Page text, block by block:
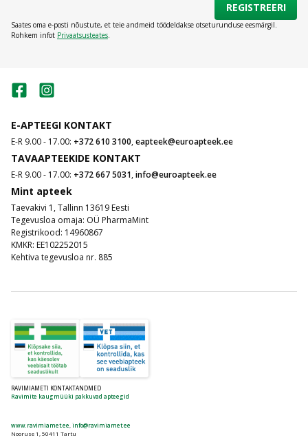
REGISTREERI
Saates oma e-posti nõustute, et teie andmeid töödeldakse otseturunduse eesmärgil.
Rohkem infot Privaatsusteates.
E-APTEEGI KONTAKT
E-R 9.00 - 17.00: +372 610 3100,eapteek@euroapteek.ee
TAVAAPTEEKIDE KONTAKT
E-R 9.00 - 17.00: +372 667 5031,info@euroapteek.ee
Mint apteek
Taevakivi 1, Tallinn 13619 Eesti
Tegevusloa omaja: OÜ PharmaMint
Registrikood: 14960867
KMKR: EE102252015
Kehtiva tegevusloa nr. 885
RAVIMIAMETI KONTAKTANDMED
Ravimite kaugmüüki pakkuvad apteegid
www.ravimiamet.ee info@ravimiamet.ee
Nooruse 1, 50411 Tartu